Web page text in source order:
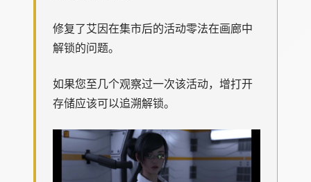
修复了艾因在集市后的活动零法在画廊中
解锁的问题。
如果您至几个观察过一次该活动，增打开
存储应该可以追溯解锁。